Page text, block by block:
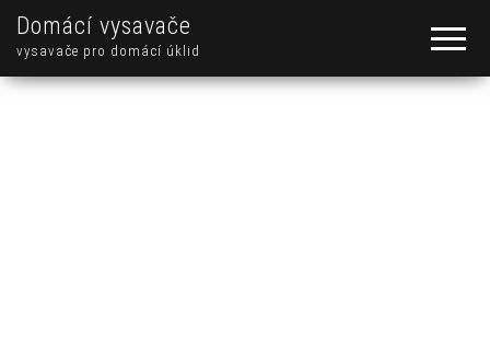
Domácí vysavače
vysavače pro domácí úklid